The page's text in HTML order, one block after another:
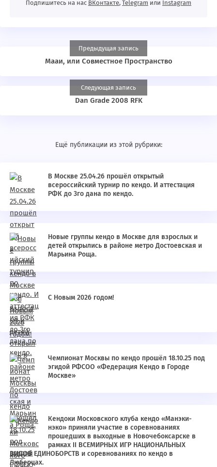
Подпишитесь на нас ВКонтакте, Telegram или Instagram
Предыдущая запись
Мааи, или Совместное Пространство
Следующая запись
Dan Grade 2008 RFK
Ещё публикации из этой рубрики:
В Москве 25.04.26 прошёл открытый
всероссийский турнир по кендо. И аттестация
РФК до 3го дана по кендо.
Новые группы кендо в Москве для взрослых и
детей открылись в районе метро Достоевская и
Марьина Роща.
С Новым 2026 годом!
Чемпионат Москвы по кендо прошёл 18.10.25 под
эгидой РФСОО «Федерация Кендо в Городе
Москве»
Кендоки Московского клуба кендо «Манэки-
нэко» приняли участие в соревнованиях
прошедших в выходные в Новочебоксарске в
рамках II ВСЕМИРНЫХ ИГР НАЦИОНАЛЬНЫХ
ВИДОВ ЕДИНОБОРСТВ и соревнованиях по кендо в
Люберцах.